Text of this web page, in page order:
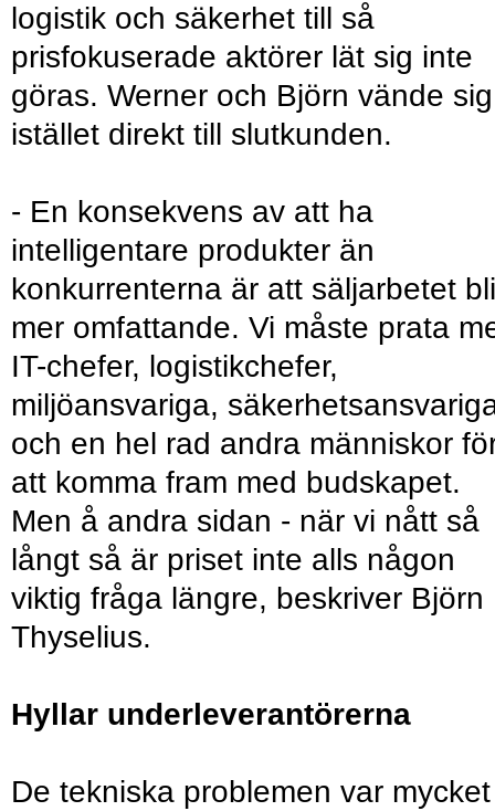
logistik och säkerhet till så
prisfokuserade aktörer lät sig inte
göras. Werner och Björn vände sig
istället direkt till slutkunden.
- En konsekvens av att ha
intelligentare produkter än
konkurrenterna är att säljarbetet
mer omfattande. Vi måste prata
IT-chefer, logistikchefer,
miljöansvariga,
och en hel rad andra människor
att komma fram med budskapet.
Men å andra sidan - när vi nått så
långt så är priset inte alls någon
viktig fråga längre, beskriver Björn
Thyselius.
Hyllar underleverantörerna
De tekniska problemen var mycket